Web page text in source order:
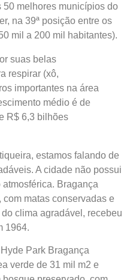
50 melhores municípios do
na 39ª posição entre os
mil a 200 mil habitantes).
suas belas
respirar (xô,
importantes na área
médio é de
R$ 6,3 bilhões
estamos falando de
A cidade não possui
Bragança
matas conservadas e
clima agradável, recebeu
1964.
Park Bragança
verde de 31 mil m2 e